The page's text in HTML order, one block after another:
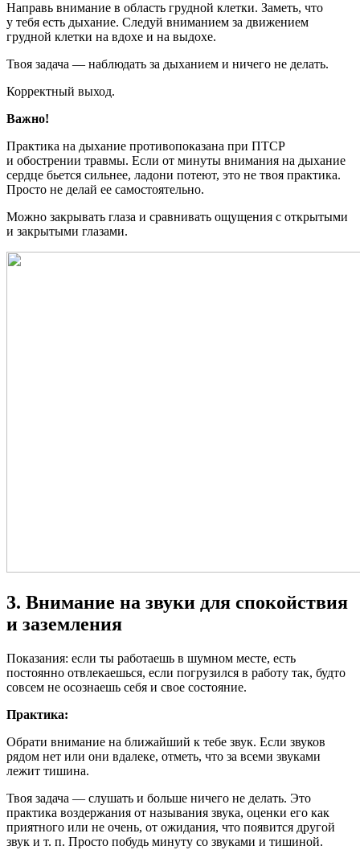
Направь внимание в область грудной клетки. Заметь, что
у тебя есть дыхание. Следуй вниманием за движением
грудной клетки на вдохе и на выдохе.
Твоя задача — наблюдать за дыханием и ничего не делать.
Корректный выход.
Важно!
Практика на дыхание противопоказана при ПТСР
и обострении травмы. Если от минуты внимания на дыхание
сердце бьется сильнее, ладони потеют, это не твоя практика.
Просто не делай ее самостоятельно.
Можно закрывать глаза и сравнивать ощущения с открытыми
и закрытыми глазами.
3. Внимание на звуки для спокойствия
и заземления
Показания: если ты работаешь в шумном месте, есть
постоянно отвлекаешься, если погрузился в работу так, будто
совсем не осознаешь себя и свое состояние.
Практика:
Обрати внимание на ближайший к тебе звук. Если звуков
рядом нет или они вдалеке, отметь, что за всеми звуками
лежит тишина.
Твоя задача — слушать и больше ничего не делать. Это
практика воздержания от называния звука, оценки его как
приятного или не очень, от ожидания, что появится другой
звук и т. п. Просто побудь минуту со звуками и тишиной.